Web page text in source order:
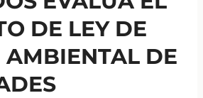
DE LEY DE
AMBIENTAL DE